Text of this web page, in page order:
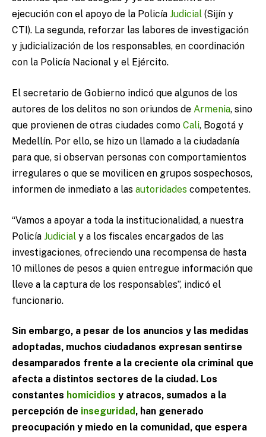
ejecución con el apoyo de la Policía Judicial (Sijín y
CTI). La segunda, reforzar las labores de investigación
y judicialización de los responsables, en coordinación
con la Policía Nacional y el Ejército.
El secretario de Gobierno indicó que algunos de los
autores de los delitos no son oriundos de Armenia, sino
que provienen de otras ciudades como Cali, Bogotá y
Medellín. Por ello, se hizo un llamado a la ciudadanía
para que, si observan personas con comportamientos
irregulares o que se movilicen en grupos sospechosos,
informen de inmediato a las autoridades competentes.
“Vamos a apoyar a toda la institucionalidad, a nuestra
Policía Judicial y a los fiscales encargados de las
investigaciones, ofreciendo una recompensa de hasta
10 millones de pesos a quien entregue información que
lleve a la captura de los responsables”, indicó el
funcionario.
Sin embargo, a pesar de los anuncios y las medidas
adoptadas, muchos ciudadanos expresan sentirse
desamparados frente a la creciente ola criminal que
afecta a distintos sectores de la ciudad. Los
constantes homicidios y atracos, sumados a la
percepción de inseguridad, han generado
preocupación y miedo en la comunidad, que espera